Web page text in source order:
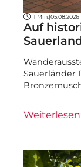
1 Min. |05.08.2026
Auf
Sauerländer
Weiterlesen